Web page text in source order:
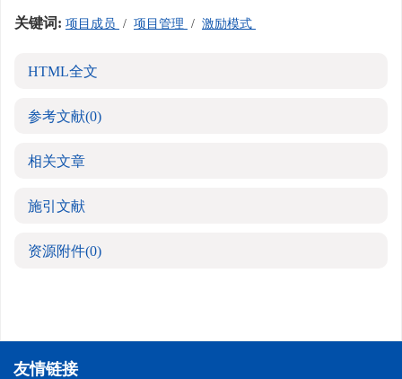
关键词: 项目成员 / 项目管理 / 激励模式
HTML全文
参考文献(0)
相关文章
施引文献
资源附件(0)
友情链接